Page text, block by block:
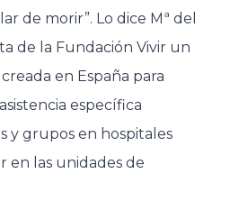
de morir”. Lo dice Mª del
de la Fundación Vivir un
en España para
específica
y grupos en hospitales
en las unidades de